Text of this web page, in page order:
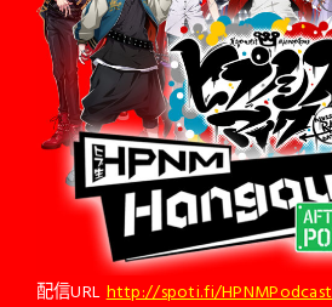
配信URL http://spoti.fi/HPNMPodcast